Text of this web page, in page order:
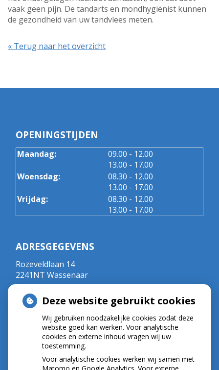
vaak geen pijn. De tandarts en mondhygiënist kunnen
de gezondheid van uw tandvlees meten.
« Terug naar het overzicht
OPENINGSTIJDEN
Maandag: 09.00 tot
- 12.00
13.00 tot
- 17.00
Woensdag:
08.30 tot
- 12.00
13.00 tot
- 17.00
Vrijdag:
08.30 tot
- 12.00
13.00 tot
- 17.00
ADRESGEGEVENS
Rozeveldlaan 14
2241NT Wassenaar
E-mail:
r.crul@kpnplanet.nl
BIG-nummer ; 09020533702
NIEUWS
Deze website gebruikt cookies
Wij gebruiken noodzakelijke cookies zodat deze
website goed kan werken. Voor analytische
cookies en externe inhoud vragen wij uw
toestemming.
Voor analytische cookies werken wij samen met